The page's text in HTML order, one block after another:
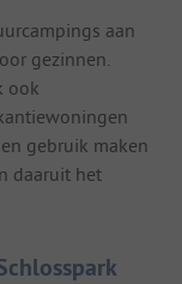
aan
gezinnen.
ook
gebruik maken
daaruit het